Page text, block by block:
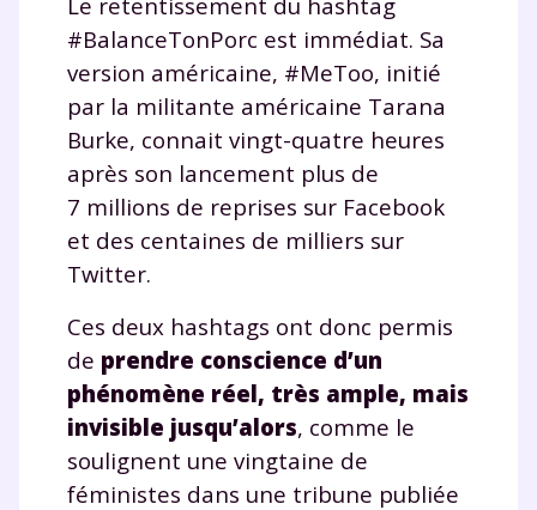
#BalanceTonPorc est immédiat. Sa
version américaine, #MeToo, initié
par la militante américaine Tarana
Burke, connait vingt-quatre heures
après son lancement plus de
7 millions de reprises sur Facebook
et des centaines de milliers sur
Twitter.
Ces deux hashtags ont donc permis
de prendre conscience d’un
phénomène réel, très ample, mais
invisible jusqu’alors, comme le
soulignent une vingtaine de
féministes dans une tribune publiée